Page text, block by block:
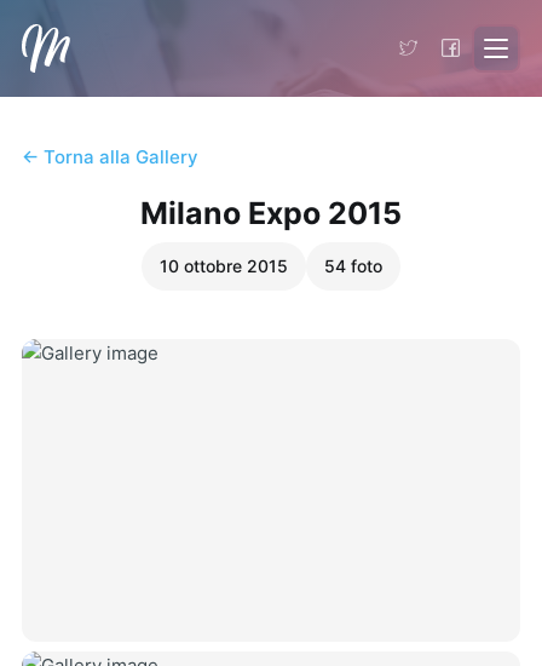
← Torna alla Gallery
Milano Expo 2015
10 ottobre 2015 54 foto